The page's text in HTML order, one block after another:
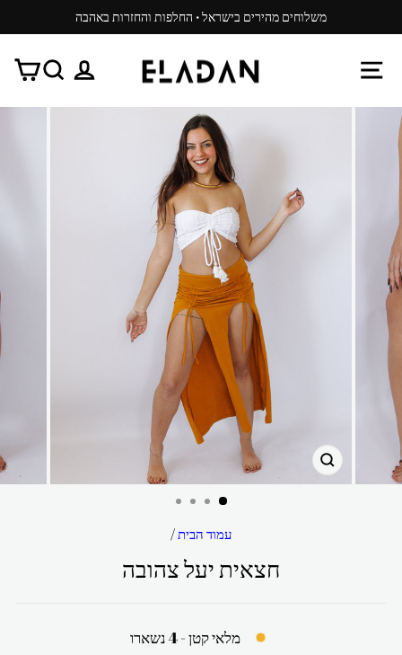
לתוכן
עצור
ניגון
משלוחים מהירים בישראל · החלפות והחזרות באהבה
התנתק
חפש
סגור
עמוד הבית/
חצאית יעל צהובה
מלאי קטן - 4 נשארו